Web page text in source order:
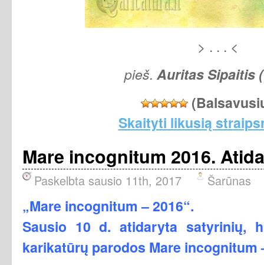
> . . . <
pieš. Auritas Sipaitis
Skaityti likusią
Mare incognitum 2016.
Paskelbta sausio 11th, 2017 Šarūnas
„Mare incognitum – 2016“.
Sausio 10 d. atidaryta satyrinių,
karikatūrų parodos Mare incognitum